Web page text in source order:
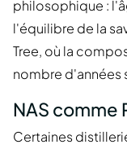
philosophique :
l'équilibre de la
Tree, où la
nombre d'années
NAS
Certaines